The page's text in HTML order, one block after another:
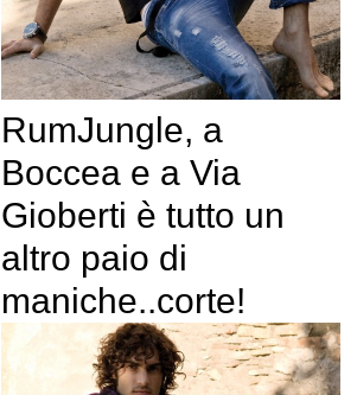
RumJungle, a
Boccea e a Via
Gioberti è tutto un
altro paio di
maniche..corte!